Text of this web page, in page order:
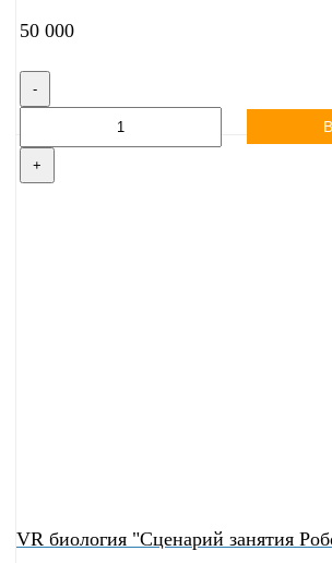
50 000
-
+
VR биология "Сценарий занятия